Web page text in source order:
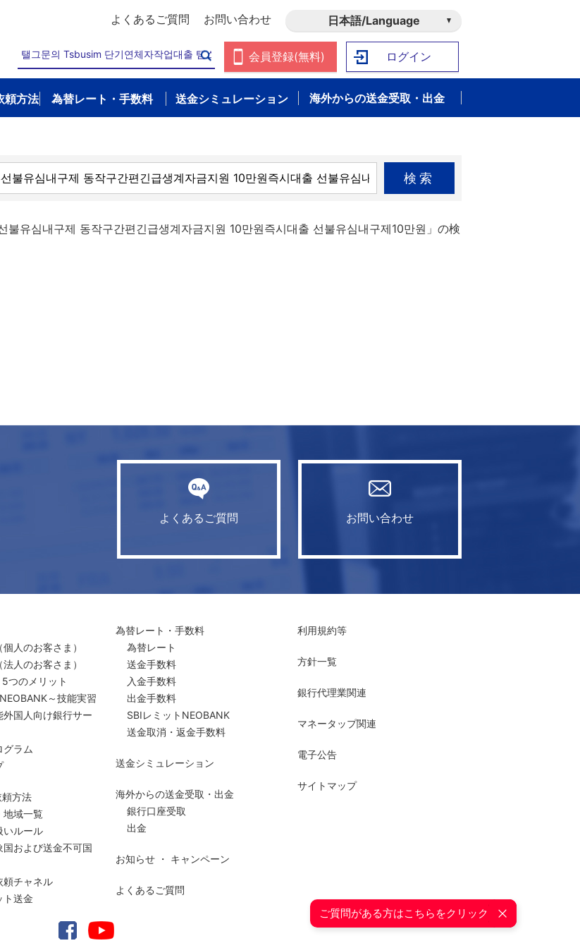
よくあるご質問 お問い合わせ 日本語/Language
会員登録(無料) ログイン
頼方法 為替レート・手数料 送金シミュレーション 海外からの送金受取・出金
検索
불유심내구제 동작구간편긴급생계자금지원 10만원즉시대출 선불유심내구제10만원」の検
よくあるご質問 お問い合わせ
（個人のお客さま）
（法人のお客さま）
つのメリット
～技能実習
外国人向け銀行サー
グラム
方法
地域一覧
いルール
国および送金不可国
頼チャネル
ト送金
為替レート・手数料
為替レート
送金手数料
入金手数料
出金手数料
SBIレミットNEOBANK
送金取消・返金手数料
送金シミュレーション
海外からの送金受取・出金
銀行口座受取
出金
お知らせ ・ キャンペーン
よくあるご質問
利用規約等
方針一覧
銀行代理業関連
マネータップ関連
電子公告
サイトマップ
ご質問がある方はこちらをクリック